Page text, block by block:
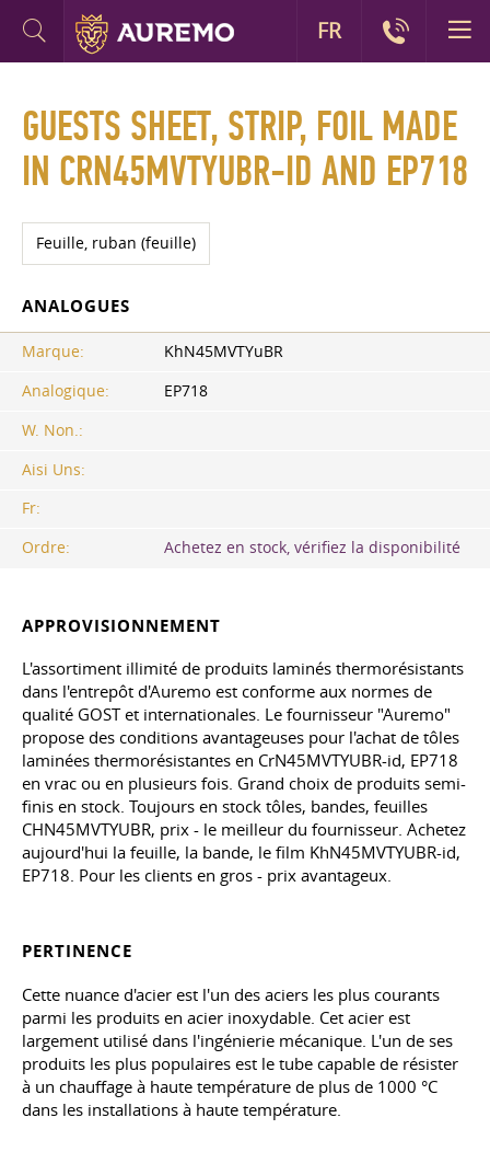
GUESTS SHEET, STRIP, FOIL MADE
IN CRN45MVTYUBR-ID AND EP718
Feuille, ruban (feuille)
ANALOGUES
Marque:
KhN45MVTYuBR
Analogique:
EP718
W. Non.:
Aisi Uns:
Fr:
Ordre:
Achetez en stock, vérifiez la disponibilité
APPROVISIONNEMENT
L'assortiment illimité de produits laminés thermorésistants
dans l'entrepôt d'Auremo est conforme aux normes de
qualité GOST et internationales. Le fournisseur "Auremo"
propose des conditions avantageuses pour l'achat de tôles
laminées thermorésistantes en CrN45MVTYUBR-id, EP718
en vrac ou en plusieurs fois. Grand choix de produits semi-
finis en stock. Toujours en stock tôles, bandes, feuilles
CHN45MVTYUBR, prix - le meilleur du fournisseur. Achetez
aujourd'hui la feuille, la bande, le film KhN45MVTYUBR-id,
EP718. Pour les clients en gros - prix avantageux.
PERTINENCE
Cette nuance d'acier est l'un des aciers les plus courants
parmi les produits en acier inoxydable. Cet acier est
largement utilisé dans l'ingénierie mécanique. L'un de ses
produits les plus populaires est le tube capable de résister
à un chauffage à haute température de plus de 1000 °C
dans les installations à haute température.
FR